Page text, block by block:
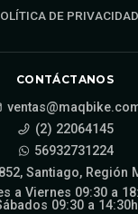
DE PRIVACIDAD
CONTÁCTANOS
(2) 22064145
56932731224
Santiago, Región
a Viernes 09:30 a
09:30 a